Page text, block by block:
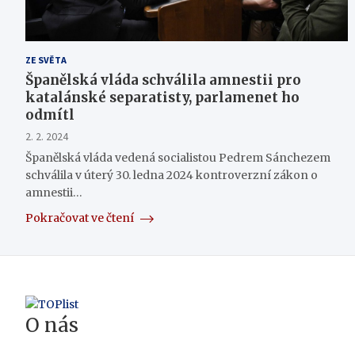
ZE SVĚTA
Španělská vláda schválila amnestii pro
katalánské separatisty, parlamenet ho
odmítl
2. 2. 2024
Španělská vláda vedená socialistou Pedrem Sánchezem
schválila v úterý 30. ledna 2024 kontroverzní zákon o
amnestii…
Pokračovat ve čtení
O nás